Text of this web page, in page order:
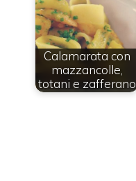
Calamarata con
mazzancolle,
totani e zafferano